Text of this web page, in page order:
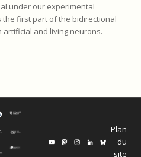
under our experimental
first part of the bidirectional
and living neurons.
Plan
du
site